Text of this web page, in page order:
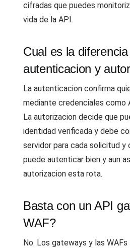
cifradas que puedes
vida de la API.
Cual es la
autenticacion y
La autenticacion confirma
mediante credenciales como
La autorizacion decide que
identidad verificada y debe
servidor para cada solicitud y
puede autenticar bien y aun
autorizacion esta rota.
Basta con un API
WAF?
No. Los gateways y las